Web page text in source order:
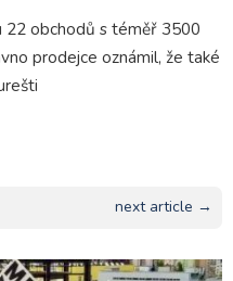
22 obchodů s téměř 3500
prodejce oznámil, že také
next article →